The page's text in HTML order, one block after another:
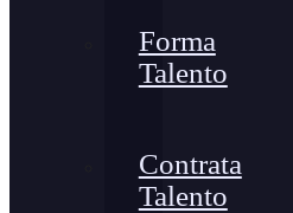
Forma
Talento
Contrata
Talento